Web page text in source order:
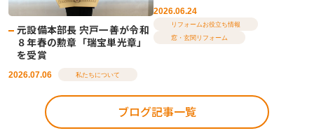
元設備本部長 宍戸一善が令和
８年春の勲章「瑞宝単光章」
を受賞
2026.07.06 私たちについて
2026.06.24
リフォームお役立ち情報
窓・玄関リフォーム
ブログ記事一覧